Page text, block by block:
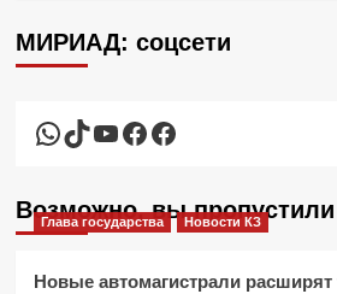
МИРИАД: соцсети
WhatsApp
TikTok
YouTube
Facebook
Facebook
Возможно, вы пропустили
Глава государства Новости КЗ
Новые автомагистрали расширят